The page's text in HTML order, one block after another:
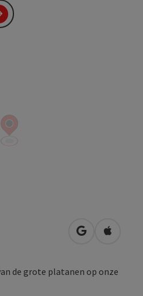
Openen in
de grote platanen op onze